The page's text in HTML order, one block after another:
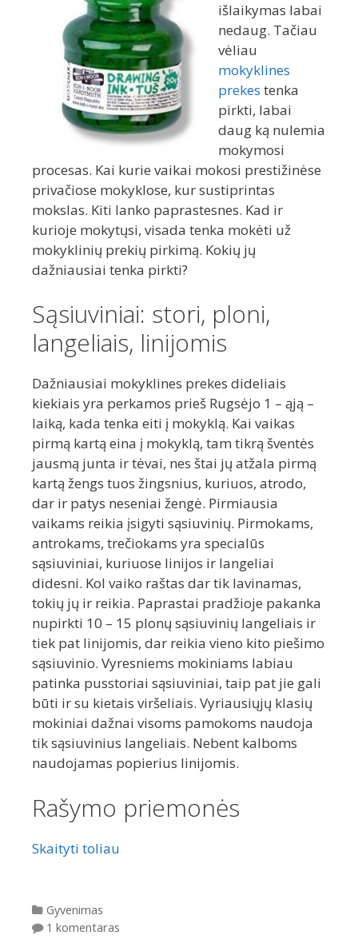
išlaikymas labai
nedaug. Tačiau
vėliau
mokyklines
prekes tenka
pirkti, labai
daug ką nulemia
mokymosi
procesas. Kai kurie vaikai mokosi prestižinėse
privačiose mokyklose, kur sustiprintas
mokslas. Kiti lanko paprastesnes. Kad ir
kurioje mokytųsi, visada tenka mokėti už
mokyklinių prekių pirkimą. Kokių jų
dažniausiai tenka pirkti?
Sąsiuviniai: stori, ploni,
langeliais, linijomis
Dažniausiai mokyklines prekes dideliais
kiekiais yra perkamos prieš Rugsėjo 1 – ąją –
laiką, kada tenka eiti į mokyklą. Kai vaikas
pirmą kartą eina į mokyklą, tam tikrą šventės
jausmą junta ir tėvai, nes štai jų atžala pirmą
kartą žengs tuos žingsnius, kuriuos, atrodo,
dar ir patys neseniai žengė. Pirmiausia
vaikams reikia įsigyti sąsiuvinių. Pirmokams,
antrokams, trečiokams yra specialūs
sąsiuviniai, kuriuose linijos ir langeliai
didesni. Kol vaiko raštas dar tik lavinamas,
tokių jų ir reikia. Paprastai pradžioje pakanka
nupirkti 10 – 15 plonų sąsiuvinių langeliais ir
tiek pat linijomis, dar reikia vieno kito piešimo
sąsiuvinio. Vyresniems mokiniams labiau
patinka pusstoriai sąsiuviniai, taip pat jie gali
būti ir su kietais viršeliais. Vyriausiųjų klasių
mokiniai dažnai visoms pamokoms naudoja
tik sąsiuvinius langeliais. Nebent kalboms
naudojamas popierius linijomis.
Rašymo priemonės
Skaityti toliau
Kategorijos
Gyvenimas
1 komentaras